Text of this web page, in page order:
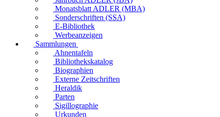
Monatsblatt ADLER (MBA)
Sonderschriften (SSA)
E-Bibliothek
Werbeanzeigen
Sammlungen
Ahnentafeln
Bibliothekskatalog
Biographien
Externe Zeitschriften
Heraldik
Parten
Sigillographie
Urkunden